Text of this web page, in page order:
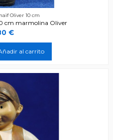
Oliver 10 cm
cm marmolina Oliver
€
al carrito